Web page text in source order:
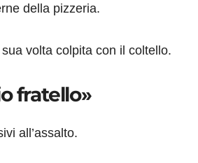
della pizzeria.
volta colpita con il coltello.
fratello»
all’assalto.